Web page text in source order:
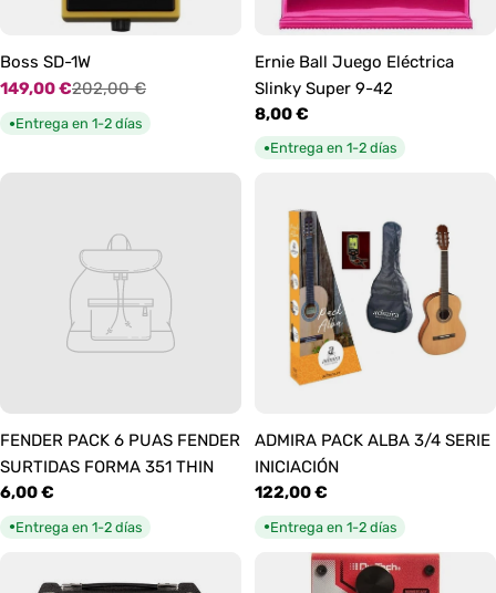
Boss SD-1W
Precio
de
oferta
149,00 €
Precio
habitual
202,00 €
●Entrega en 1-2 días
Ernie Ball Juego Eléctrica
Slinky Super 9-42
Precio
habitual
8,00 €
●Entrega en 1-2 días
FENDER PACK 6 PUAS FENDER
SURTIDAS FORMA 351 THIN
Precio
habitual
6,00 €
●Entrega en 1-2 días
ADMIRA PACK ALBA 3/4 SERIE
INICIACIÓN
Precio
habitual
122,00 €
●Entrega en 1-2 días